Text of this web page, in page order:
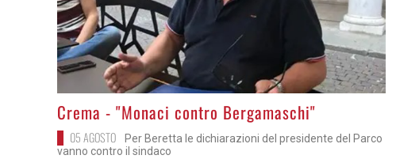
>
Crema - "Monaci contro Bergamaschi"
05 AGOSTO
Per Beretta le dichiarazioni del presidente del Parco
vanno contro il sindaco